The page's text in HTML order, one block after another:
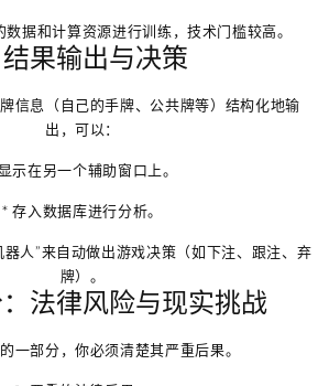
数据和计算资源进行训练，技术门槛较高。
结果输出与决策
信息（自己的手牌、公共牌等）结构化地输
出，可以：
示在另一个辅助窗口上。
* 存入数据库进行分析。
人”来自动做出游戏决策（如下注、跟注、弃
牌）。
法律风险与现实挑战
一部分，你必须清楚其严重后果。